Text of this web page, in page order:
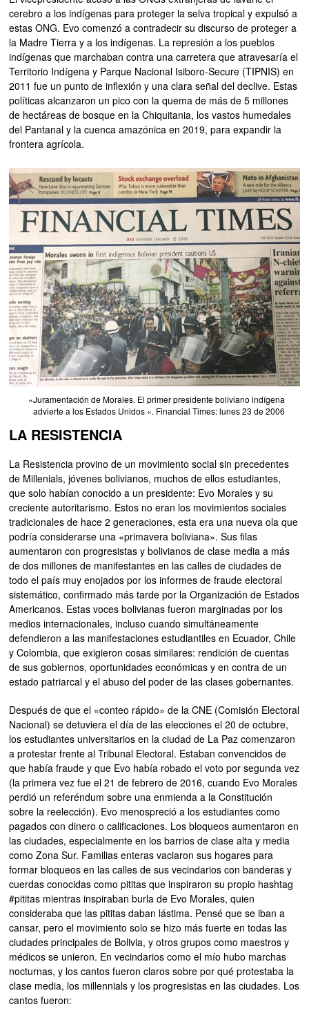
cerebro a los indígenas para proteger la selva tropical y expulsó a
estas ONG. Evo comenzó a contradecir su discurso de proteger a
la Madre Tierra y a los indígenas. La represión a los pueblos
indígenas que marchaban contra una carretera que atravesaría el
Territorio Indígena y Parque Nacional Isiboro-Secure (TIPNIS) en
2011 fue un punto de inflexión y una clara señal del declive. Estas
políticas alcanzaron un pico con la quema de más de 5 millones
de hectáreas de bosque en la Chiquitania, los vastos humedales
del Pantanal y la cuenca amazónica en 2019, para expandir la
frontera agrícola.
«Juramentación de Morales. El primer presidente boliviano indígena
advierte a los Estados Unidos «. Financial Times: lunes 23 de 2006
LA RESISTENCIA
La Resistencia provino de un movimiento social sin precedentes
de Millenials, jóvenes bolivianos, muchos de ellos estudiantes,
que solo habían conocido a un presidente: Evo Morales y su
creciente autoritarismo. Estos no eran los movimientos sociales
tradicionales de hace 2 generaciones, esta era una nueva ola que
podría considerarse una «primavera boliviana». Sus filas
aumentaron con progresistas y bolivianos de clase media a más
de dos millones de manifestantes en las calles de ciudades de
todo el país muy enojados por los informes de fraude electoral
sistemático, confirmado más tarde por la Organización de Estados
Americanos. Estas voces bolivianas fueron marginadas por los
medios internacionales, incluso cuando simultáneamente
defendieron a las manifestaciones estudiantiles en Ecuador, Chile
y Colombia, que exigieron cosas similares: rendición de cuentas
de sus gobiernos, oportunidades económicas y en contra de un
estado patriarcal y el abuso del poder de las clases gobernantes.
Después de que el «conteo rápido» de la CNE (Comisión Electoral
Nacional) se detuviera el día de las elecciones el 20 de octubre,
los estudiantes universitarios en la ciudad de La Paz comenzaron
a protestar frente al Tribunal Electoral. Estaban convencidos de
que había fraude y que Evo había robado el voto por segunda vez
(la primera vez fue el 21 de febrero de 2016, cuando Evo Morales
perdió un referéndum sobre una enmienda a la Constitución
sobre la reelección). Evo menospreció a los estudiantes como
pagados con dinero o calificaciones. Los bloqueos aumentaron en
las ciudades, especialmente en los barrios de clase alta y media
como Zona Sur. Familias enteras vaciaron sus hogares para
formar bloqueos en las calles de sus vecindarios con banderas y
cuerdas conocidas como pititas que inspiraron su propio hashtag
#pititas mientras inspiraban burla de Evo Morales, quien
consideraba que las pititas daban lástima. Pensé que se iban a
cansar, pero el movimiento solo se hizo más fuerte en todas las
ciudades principales de Bolivia, y otros grupos como maestros y
médicos se unieron. En vecindarios como el mío hubo marchas
nocturnas, y los cantos fueron claros sobre por qué protestaba la
clase media, los millennials y los progresistas en las ciudades. Los
cantos fueron: